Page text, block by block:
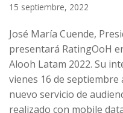
15 septiembre, 2022
José María Cuende,
presentará RatingOoH
Alooh Latam 2022. Su
vienes 16 de septiembre
nuevo servicio de
realizado con mobile